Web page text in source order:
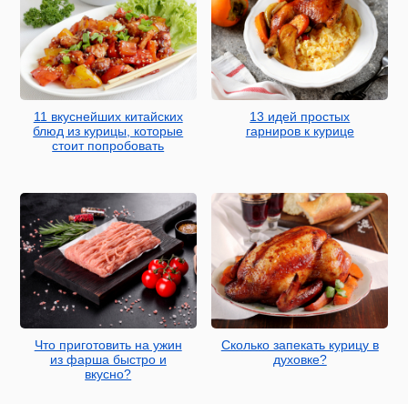
11 вкуснейших китайских
блюд из курицы, которые
стоит попробовать
13 идей простых
гарниров к курице
Что приготовить на ужин
из фарша быстро и
вкусно?
Сколько запекать курицу в
духовке?